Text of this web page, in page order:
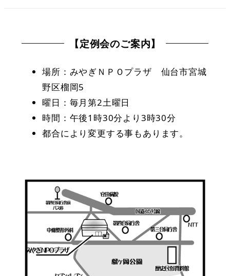
【定例会のご案内】
場所：みやぎＮＰＯプラザ 仙台市宮城
野区榴岡5
曜日：毎月第2土曜日
時間：午後1時30分より3時30分
都合により変更する事もあります。